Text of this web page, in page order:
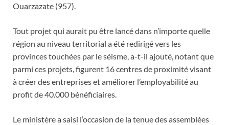
Ouarzazate (957).
Tout projet qui aurait pu être lancé dans n’importe quelle
région au niveau territorial a été redirigé vers les
provinces touchées par le séisme, a-t-il ajouté, notant que
parmi ces projets, figurent 16 centres de proximité visant
à créer des entreprises et améliorer l’employabilité au
profit de 40.000 bénéficiaires.
Le ministère a saisi l’occasion de la tenue des assemblées